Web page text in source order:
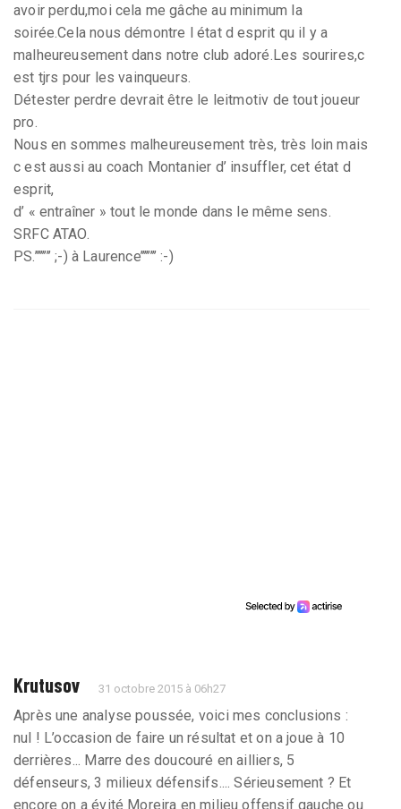
avoir perdu,moi cela me gâche au minimum la
soirée.Cela nous démontre l état d esprit qu il y a
malheureusement dans notre club adoré.Les sourires,c
est tjrs pour les vainqueurs.
Détester perdre devrait être le leitmotiv de tout joueur
pro.
Nous en sommes malheureusement très, très loin mais
c est aussi au coach Montanier d’ insuffler, cet état d
esprit,
d’ « entraîner » tout le monde dans le même sens.
SRFC ATAO.
PS.’’’’’’’’ ;-) à Laurence’’’’’’’’ :-)
Krutusov 31 octobre 2015 à 06h27
Après une analyse poussée, voici mes conclusions :
nul ! L’occasion de faire un résultat et on a joue à 10
derrières... Marre des doucouré en ailliers, 5
défenseurs, 3 milieux défensifs.... Sérieusement ? Et
encore on a évité Moreira en milieu offensif gauche ou